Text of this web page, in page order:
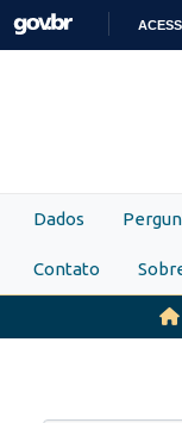
Skip to main content
Dados
Contato